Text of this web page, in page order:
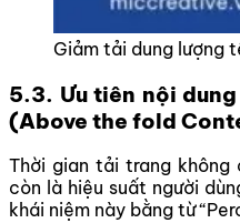
Giảm tải dung lượng
5.3. Ưu tiên nội
(Above the fold
Thời gian tải trang
còn là hiệu suất người
khái niệm này bằng từ